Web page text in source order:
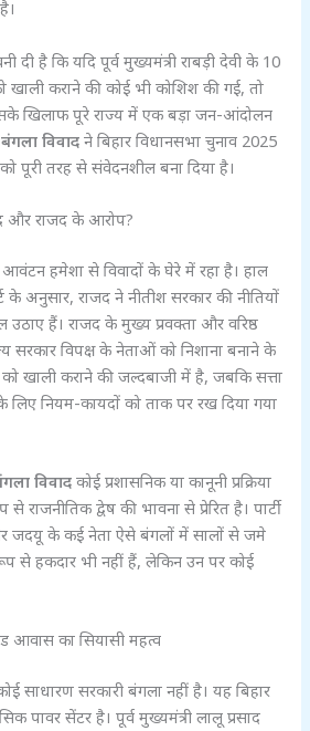
दी है कि यदि पूर्व मुख्यमंत्री राबड़ी देवी के 10
खाली कराने की कोई भी कोशिश की गई, तो
खिलाफ पूरे राज्य में एक बड़ा जन-आंदोलन
बंगला विवाद ने बिहार विधानसभा चुनाव 2025
पूरी तरह से संवेदनशील बना दिया है।
और राजद के आरोप?
आवंटन हमेशा से विवादों के घेरे में रहा है। हाल
के अनुसार, राजद ने नीतीश सरकार की नीतियों
उठाए हैं। राजद के मुख्य प्रवक्ता और वरिष्ठ
सरकार विपक्ष के नेताओं को निशाना बनाने के
खाली कराने की जल्दबाजी में है, जबकि सत्ता
लिए नियम-कायदों को ताक पर रख दिया गया
विवादकोई प्रशासनिक या कानूनी प्रक्रिया
राजनीतिक द्वेष की भावना से प्रेरित है। पार्टी
जदयू के कई नेता ऐसे बंगलों में सालों से जमे
से हकदार भी नहीं हैं, लेकिन उन पर कोई
आवास का सियासी महत्व
साधारण सरकारी बंगला नहीं है। यह बिहार
पावर सेंटर है। पूर्व मुख्यमंत्री लालू प्रसाद